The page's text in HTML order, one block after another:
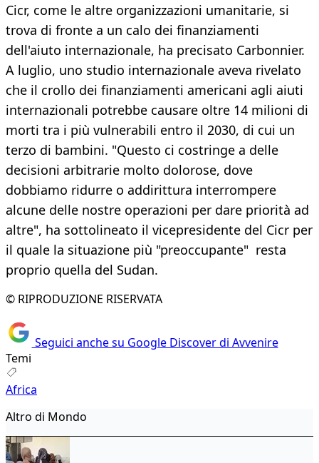
Cicr, come le altre organizzazioni umanitarie, si
trova di fronte a un calo dei finanziamenti
dell'aiuto internazionale, ha precisato Carbonnier.
A luglio, uno studio internazionale aveva rivelato
che il crollo dei finanziamenti americani agli aiuti
internazionali potrebbe causare oltre 14 milioni di
morti tra i più vulnerabili entro il 2030, di cui un
terzo di bambini. "Questo ci costringe a delle
decisioni arbitrarie molto dolorose, dove
dobbiamo ridurre o addirittura interrompere
alcune delle nostre operazioni per dare priorità ad
altre", ha sottolineato il vicepresidente del Cicr per
il quale la situazione più "preoccupante" resta
proprio quella del Sudan.
© RIPRODUZIONE RISERVATA
Seguici anche su Google Discover di Avvenire
Temi
Africa
Altro di Mondo